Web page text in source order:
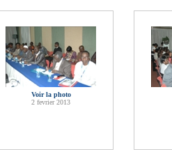
Voir la photo
2 fevrier 2013